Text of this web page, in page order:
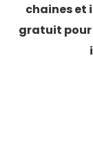
chaines et
gratuit pour